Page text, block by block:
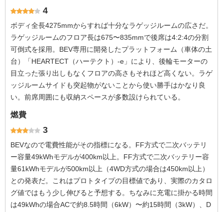
4
ボディ全長4275mmからすれば十分なラゲッジルームの広さだ。
ラゲッジルームのフロア長は675〜835mmで後席は4:2:4の分割
可倒式を採用。BEV専用に開発したプラットフォーム（車体の土
台）「HEARTECT（ハーテクト）-e」により、後輪モーターの
目立った張り出しもなくフロアの高さもそれほど高くない。ラゲ
ッジルームサイドも突起物がないことから使い勝手はかなり良
い。前席周囲にも収納スペースが多数設けられている。
燃費
3
BEVなので電費性能がその指標になる。FF方式で二次バッテリ
ー容量49kWhモデルが400km以上。FF方式で二次バッテリー容
量61kWhモデルが500km以上（4WD方式の場合は450km以上）
との発表だ。これはプロトタイプの目標値であり、実際のカタロ
グ値ではもう少し伸びると予想する。ちなみに充電に掛かる時間
は49kWhの場合ACで約8.5時間（6kW）〜約15時間（3kW）、D